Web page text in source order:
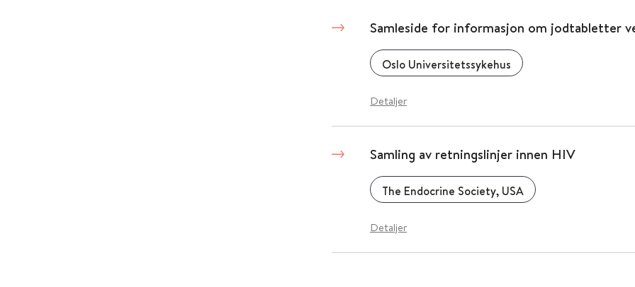
Samleside for informasjon om jodtabletter
Oslo Universitetssykehus
Detaljer
Samling av retningslinjer innen HIV
The Endocrine Society, USA
Detaljer